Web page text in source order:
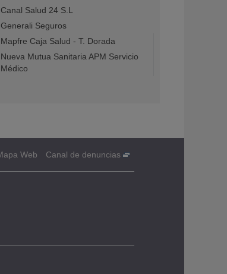
Canal Salud 24 S.L
Generali Seguros
Mapfre Caja Salud - T. Dorada
Nueva Mutua Sanitaria APM Servicio
Médico
Web Canal de denuncias